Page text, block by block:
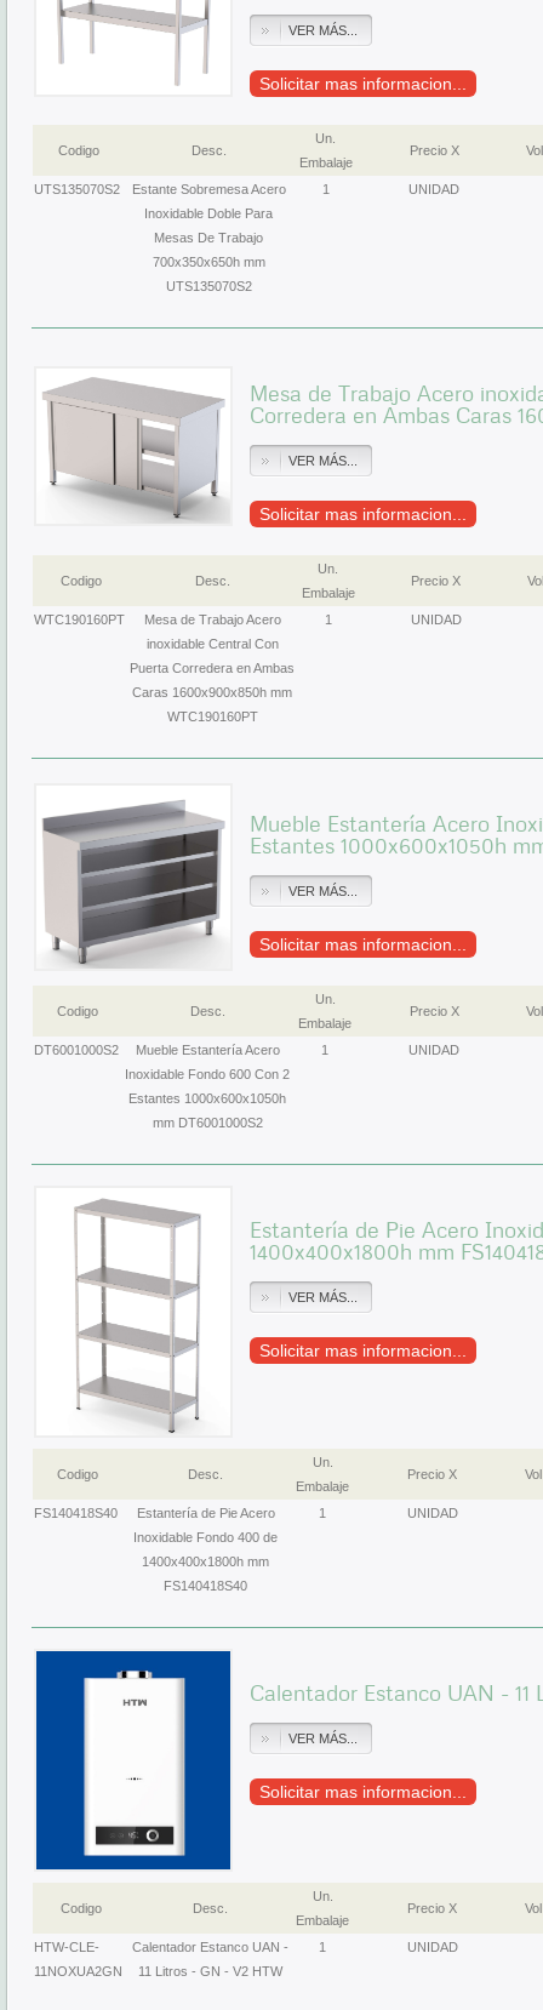
VER MÁS...
Solicitar mas informacion...
Codigo Desc.
Un.
Embalaje
Precio X
UTS135070S2
Estante Sobremesa Acero
Inoxidable Doble Para
Mesas De Trabajo
700x350x650h mm
UTS135070S2
1 UNIDAD
Mesa de Trabajo Acero
Corredera en Ambas Caras
VER MÁS...
Solicitar mas informacion...
Codigo Desc.
Un.
Embalaje
Precio X
WTC190160PT
Mesa de Trabajo Acero
inoxidable Central Con
Puerta Corredera en Ambas
Caras 1600x900x850h mm
WTC190160PT
1 UNIDAD
Mueble Estantería Acero
Estantes 1000x600x1050h
VER MÁS...
Solicitar mas informacion...
Codigo Desc.
Un.
Embalaje
Precio X
DT6001000S2
Mueble Estantería Acero
Inoxidable Fondo 600 Con 2
Estantes 1000x600x1050h
mm DT6001000S2
1 UNIDAD
Estantería de Pie Acero
1400x400x1800h mm
VER MÁS...
Solicitar mas informacion...
Codigo Desc.
Un.
Embalaje
Precio X
FS140418S40
Estantería de Pie Acero
Inoxidable Fondo 400 de
1400x400x1800h mm
FS140418S40
1 UNIDAD
Calentador Estanco UAN - 11
VER MÁS...
Solicitar mas informacion...
Codigo Desc.
Un.
Embalaje
Precio X
HTW-CLE-
11NOXUA2GN
Calentador Estanco UAN -
11 Litros - GN - V2 HTW
1 UNIDAD